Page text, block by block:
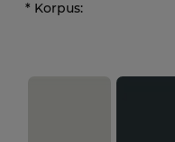
* Korpus: